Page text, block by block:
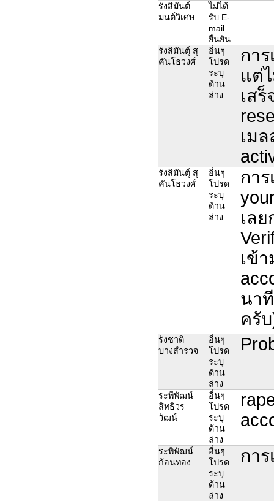
รังสิมันต์
มนต์วิเศษ
ไม่ได้
รับ E-
mail
ยืนยัน
รังสิมันตุ์ สุ
คันโธวงศ์
อื่นๆ
โปรด
ระบุ
ด้าน
ล่าง
กา
แต่
เส
เม
รังสิมันตุ์ สุ
คันโธวงศ์
อื่นๆ
โปรด
ระบุ
ด้าน
ล่าง
กา
เล
เข้
นา
ครั
รังชาติ
บางสำรวจ
อื่นๆ
โปรด
ระบุ
ด้าน
ล่าง
ระพีพัฒน์
สิทธิวร
วัฒน์
อื่นๆ
โปรด
ระบุ
ด้าน
ล่าง
ระพิพัฒน์
ก้อนทอง
อื่นๆ
โปรด
ระบุ
ด้าน
ล่าง
กา